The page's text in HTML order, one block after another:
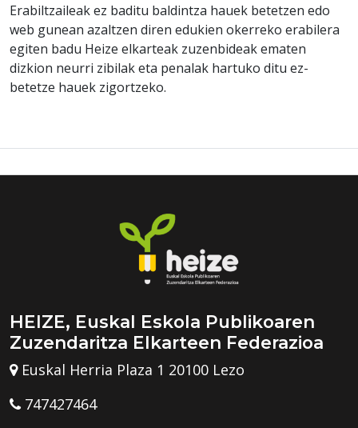
Erabiltzaileak ez baditu baldintza hauek betetzen edo
web gunean azaltzen diren edukien okerreko erabilera
egiten badu Heize elkarteak zuzenbideak ematen
dizkion neurri zibilak eta penalak hartuko ditu ez-
betetze hauek zigortzeko.
HEIZE, Euskal Eskola Publikoaren
Zuzendaritza Elkarteen Federazioa
Euskal Herria Plaza 1 20100 Lezo
747427464